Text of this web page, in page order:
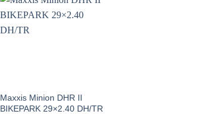
Maxxis Minion DHR II
BIKEPARK 29×2.40 DH/TR